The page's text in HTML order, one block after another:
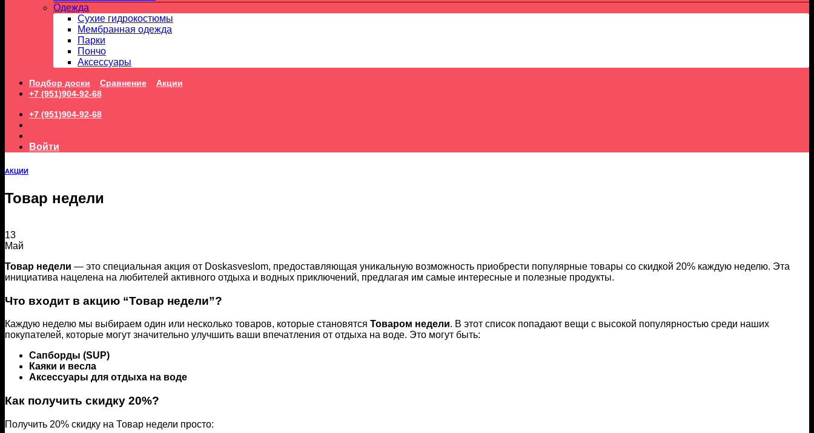
Одежда
Сухие гидрокостюмы
Мембранная одежда
Парки
Пончо
Аксессуары
Подбор доски Сравнение
Акции
+7 (951)904-92-68
+7 (951)904-92-68
Войти
АКЦИИ
Товар недели
13
Май
Товар недели — это специальная акция от Doskasveslom, предоставляющая уникальную возможность приобрести популярные товары со скидкой 20% каждую неделю. Эта
инициатива нацелена на любителей активного отдыха и водных приключений, предлагая им самые интересные и полезные продукты.
Что входит в акцию “Товар недели”?
Каждую неделю мы выбираем один или несколько товаров, которые становятся Товаром недели. В этот список попадают вещи с высокой популярностью среди наших
покупателей, которые могут значительно улучшить ваши впечатления от отдыха на воде. Это могут быть:
Сапборды (SUP)
Каяки и весла
Аксессуары для отдыха на воде
Как получить скидку 20%?
Получить 20% скидку на Товар недели просто: